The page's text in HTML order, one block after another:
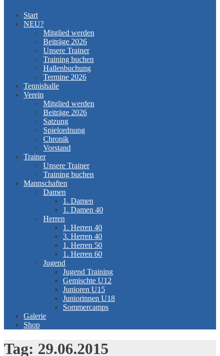
Start
NEU?
Mitglied werden
Beiträge 2026
Unsere Trainer
Training buchen
Hallenbuchung
Termine 2026
Tennishalle
Verein
Mitglied werden
Beiträge 2026
Satzung
Spielordnung
Chronik
Vorstand
Trainer
Unsere Trainer
Training buchen
Mannschaften
Damen
1. Damen
1. Damen 40
Herren
1. Herren 40
3. Herren 40
1. Herren 50
1. Herren 60
Jugend
Jugend Training
Gemischte U12
Junioren U15
Juniorinnen U18
Sommercamps
Galerie
Shop
Tag: 29.06.2015